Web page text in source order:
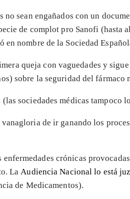
sean engañados con un
de complot pro Sanofi (hasta
nombre de la Sociedad
queja con vaguedades y
sobre la seguridad del
sociedades médicas tampoco
de ir ganando los
crónicas
LaAudiencia Nacional lo está
de Medicamentos).